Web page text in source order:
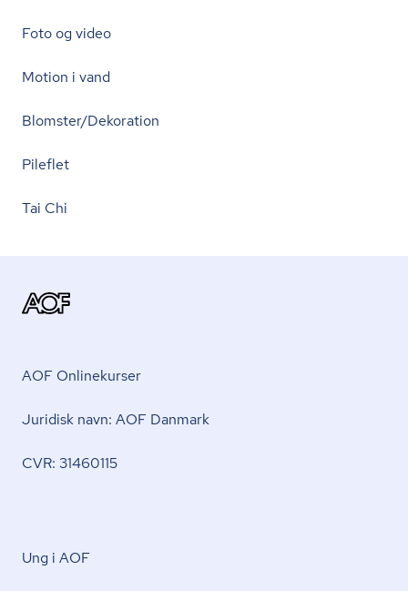
Foto og video
Motion i vand
Blomster/Dekoration
Pileflet
Tai Chi
AOF Onlinekurser
Juridisk navn: AOF Danmark
CVR: 31460115
Ung i AOF